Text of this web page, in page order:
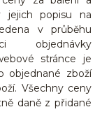
jejich popisu na
v průběhu
objednávky
stránce je
objednané zboží
Všechny ceny
daně z přidané